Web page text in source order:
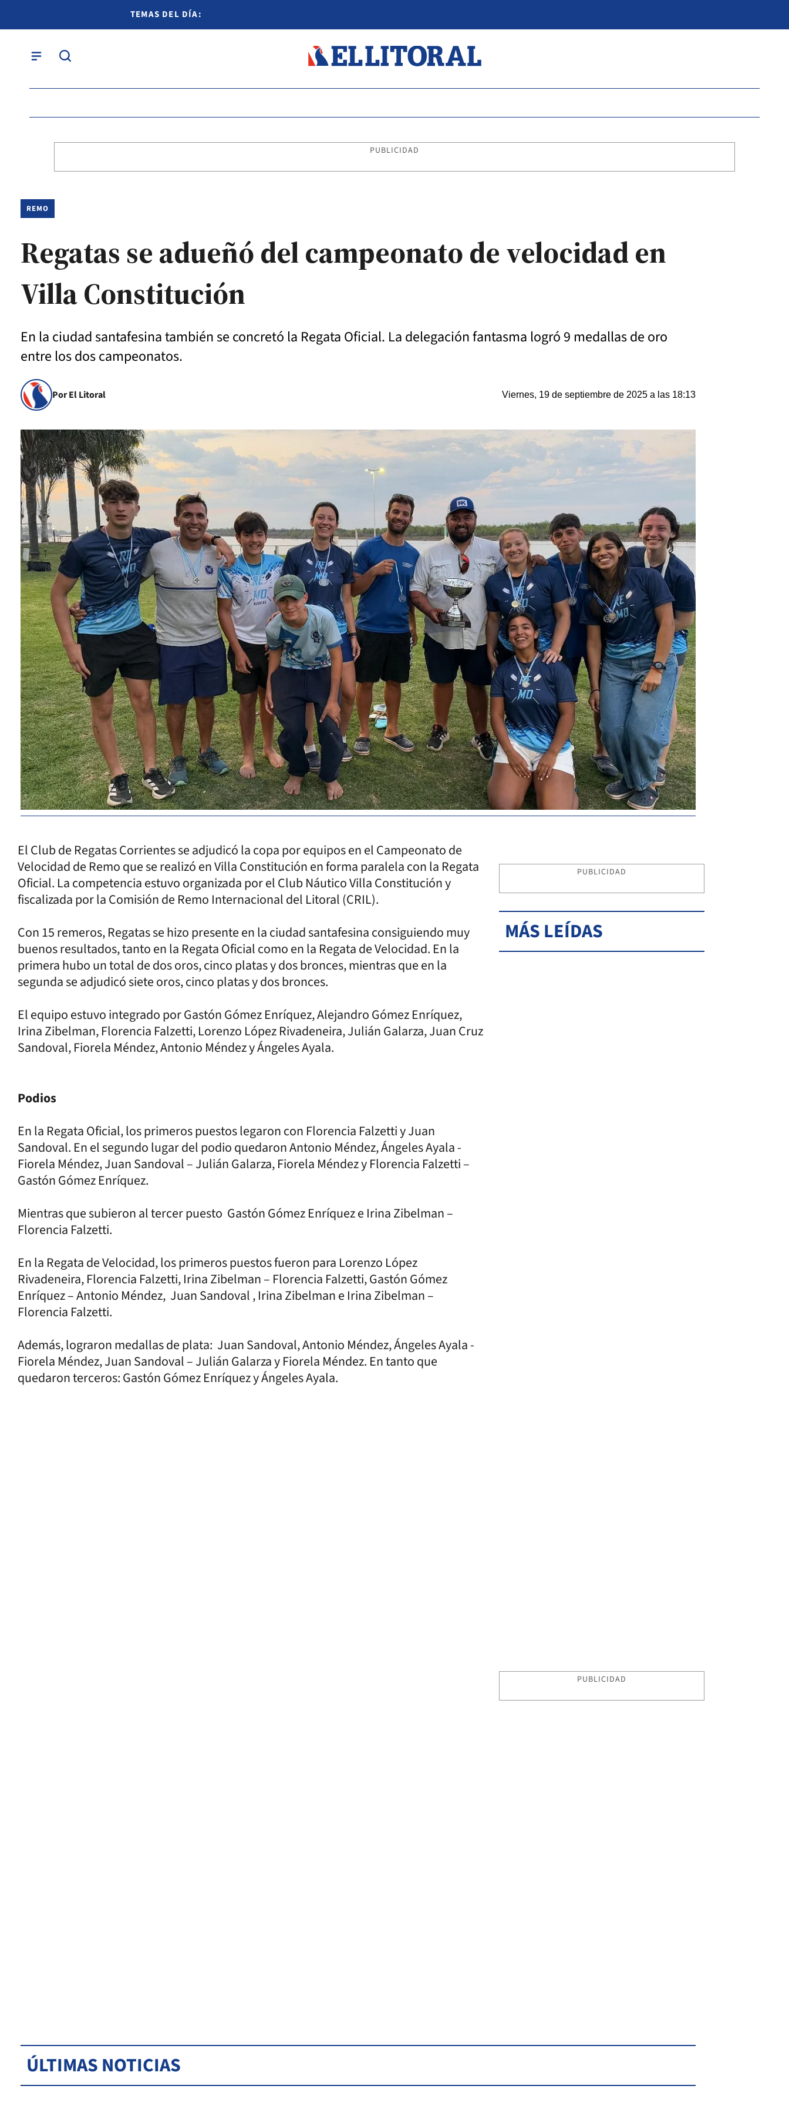
TEMAS DEL DÍA:
PUBLICIDAD
REMO
Regatas se adueñó del campeonato de velocidad en
Villa Constitución
En la ciudad santafesina también se concretó la Regata Oficial. La delegación fantasma logró 9 medallas de oro
entre los dos campeonatos.
Por El Litoral Viernes, 19 de septiembre de 2025 a las 18:13
El Club de Regatas Corrientes se adjudicó la copa por equipos en el Campeonato de
Velocidad de Remo que se realizó en Villa Constitución en forma paralela con la Regata
Oficial. La competencia estuvo organizada por el Club Náutico Villa Constitución y
fiscalizada por la Comisión de Remo Internacional del Litoral (CRIL).
Con 15 remeros, Regatas se hizo presente en la ciudad santafesina consiguiendo muy
buenos resultados, tanto en la Regata Oficial como en la Regata de Velocidad. En la
primera hubo un total de dos oros, cinco platas y dos bronces, mientras que en la
segunda se adjudicó siete oros, cinco platas y dos bronces.
El equipo estuvo integrado por Gastón Gómez Enríquez, Alejandro Gómez Enríquez,
Irina Zibelman, Florencia Falzetti, Lorenzo López Rivadeneira, Julián Galarza, Juan Cruz
Sandoval, Fiorela Méndez, Antonio Méndez y Ángeles Ayala.
Podios
En la Regata Oficial, los primeros puestos legaron con Florencia Falzetti y Juan
Sandoval. En el segundo lugar del podio quedaron Antonio Méndez, Ángeles Ayala -
Fiorela Méndez, Juan Sandoval – Julián Galarza, Fiorela Méndez y Florencia Falzetti –
Gastón Gómez Enríquez.
Mientras que subieron al tercer puesto Gastón Gómez Enríquez e Irina Zibelman –
Florencia Falzetti.
En la Regata de Velocidad, los primeros puestos fueron para Lorenzo López
Rivadeneira, Florencia Falzetti, Irina Zibelman – Florencia Falzetti, Gastón Gómez
Enríquez – Antonio Méndez, Juan Sandoval , Irina Zibelman e Irina Zibelman –
Florencia Falzetti.
Además, lograron medallas de plata: Juan Sandoval, Antonio Méndez, Ángeles Ayala -
Fiorela Méndez, Juan Sandoval – Julián Galarza y Fiorela Méndez. En tanto que
quedaron terceros: Gastón Gómez Enríquez y Ángeles Ayala.
PUBLICIDAD
MÁS LEÍDAS
PUBLICIDAD
ÚLTIMAS NOTICIAS